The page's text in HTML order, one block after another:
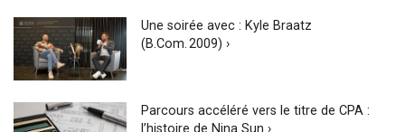
Une soirée avec : Kyle Braatz
(B.Com. 2009) ›
Parcours accéléré vers le titre de CPA :